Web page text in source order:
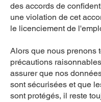
des accords de
une violation de cet
le licenciement de
Alors que nous prenons
précautions
assurer que nos
sont sécurisées et que
sont protégés, il reste